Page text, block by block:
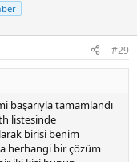
#29
başarıyla tamamlandı
listesinde
birisi benim
herhangi bir çözüm